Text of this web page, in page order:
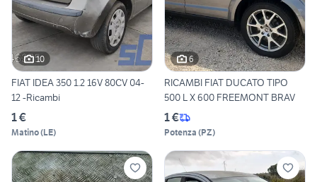
10
FIAT IDEA 350 1.2 16V 80CV 04-
12 -Ricambi
1 €
Matino(LE)
6
RICAMBI FIAT DUCATO TIPO
500 L X 600 FREEMONT BRAV
1 €
Potenza (PZ)